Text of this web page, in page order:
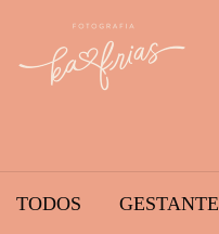
TODOS GESTANTE